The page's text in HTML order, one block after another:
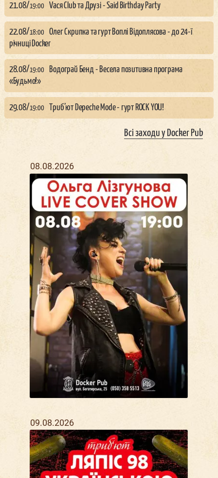
21.08/19:00 Vася Club та Друзі - Said Birthday Party
22.08/18:00
Олег Скрипка та гурт Воплі Відоплясова - до 24-ї
річниці Docker
28.08/19:00
Водограй Бенд - Весела позитивна програма
«Будьмо!»
29.08/19:00 Триб’ют Depeche Mode - гурт ROCK YOU!
Всі заходи у Docker Pub
08.08.2026
09.08.2026